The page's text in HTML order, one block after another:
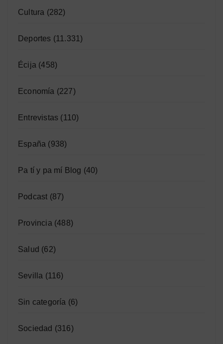
Cultura (282)
Deportes (11.331)
Écija (458)
Economía (227)
Entrevistas (110)
España (938)
Pa tí y pa mí Blog (40)
Podcast (87)
Provincia (488)
Salud (62)
Sevilla (116)
Sin categoría (6)
Sociedad (316)